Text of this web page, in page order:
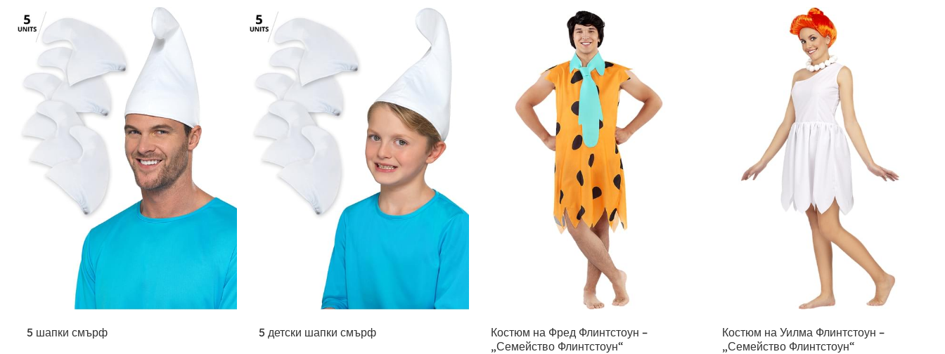
5 шапки смърф 5 детски шапки смърф
Костюм на Фред Флинтстоун –
„Семейство Флинтстоун“
Костюм на Уилма Флинтстоун –
„Семейство Флинтстоун“